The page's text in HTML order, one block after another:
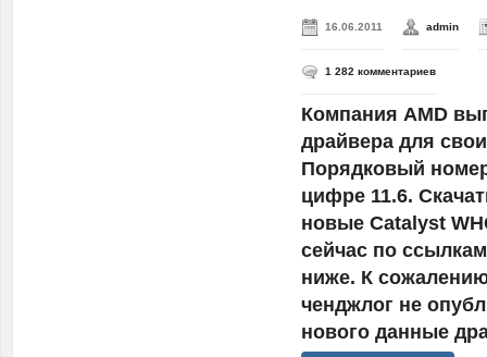
16.06.2011 admin
1 282 комментариев
Компания AMD
драйвера для
Порядковый
цифре 11.6.
новые Catalyst
сейчас по
ниже. К
ченджлог не
нового данные